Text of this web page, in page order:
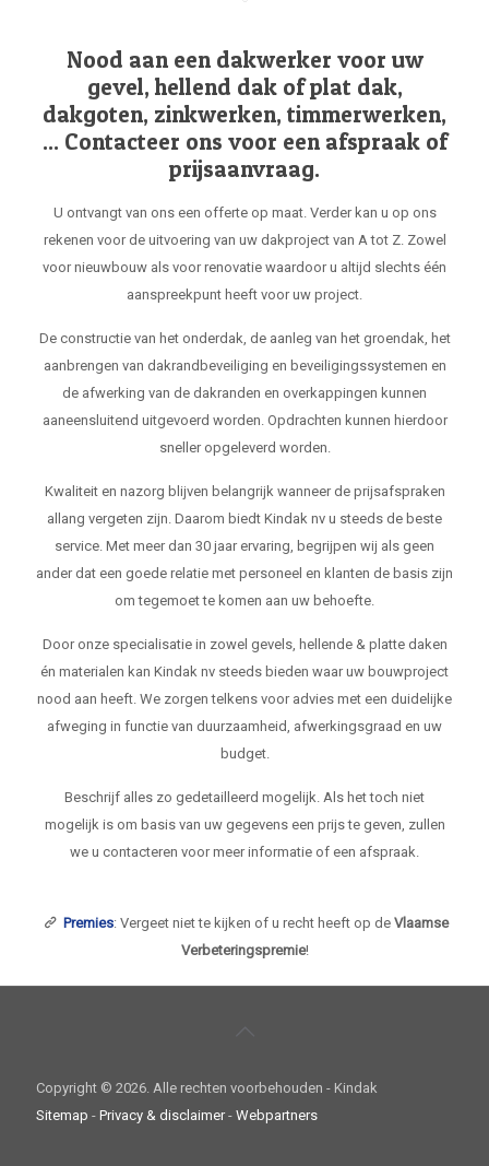
Nood aan een dakwerker voor uw
gevel, hellend dak of plat dak,
dakgoten, zinkwerken, timmerwerken,
... Contacteer ons voor een afspraak of
prijsaanvraag.
U ontvangt van ons een offerte op maat. Verder kan u op ons
rekenen voor de uitvoering van uw dakproject van A tot Z. Zowel
voor nieuwbouw als voor renovatie waardoor u altijd slechts één
aanspreekpunt heeft voor uw project.
De constructie van het onderdak, de aanleg van het groendak, het
aanbrengen van dakrandbeveiliging en beveiligingssystemen en
de afwerking van de dakranden en overkappingen kunnen
aaneensluitend uitgevoerd worden. Opdrachten kunnen hierdoor
sneller opgeleverd worden.
Kwaliteit en nazorg blijven belangrijk wanneer de prijsafspraken
allang vergeten zijn. Daarom biedt Kindak nv u steeds de beste
service. Met meer dan 30 jaar ervaring, begrijpen wij als geen
ander dat een goede relatie met personeel en klanten de basis zijn
om tegemoet te komen aan uw behoefte.
Door onze specialisatie in zowel gevels, hellende & platte daken
én materialen kan Kindak nv steeds bieden waar uw bouwproject
nood aan heeft. We zorgen telkens voor advies met een duidelijke
afweging in functie van duurzaamheid, afwerkingsgraad en uw
budget.
Beschrijf alles zo gedetailleerd mogelijk. Als het toch niet
mogelijk is om basis van uw gegevens een prijs te geven, zullen
we u contacteren voor meer informatie of een afspraak.
Premies: Vergeet niet te kijken of u recht heeft op deVlaamse
Verbeteringspremie!
Copyright © 2026. Alle rechten voorbehouden - Kindak
Sitemap - Privacy & disclaimer- Webpartners